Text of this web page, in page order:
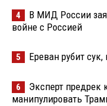
4
В МИД России
войне с Россией
5 Ереван рубит
6
Эксперт предрек
манипулировать